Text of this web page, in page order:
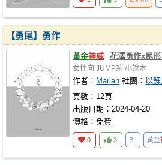
【勇尾】勇作
黃金神威 花澤勇作x尾
女性向 JUMP系 小說本
作者： Marian 社團：以鯉
頁數：12頁
出版日期：2024-04-20
價格：免費
0 3 BL 黃金